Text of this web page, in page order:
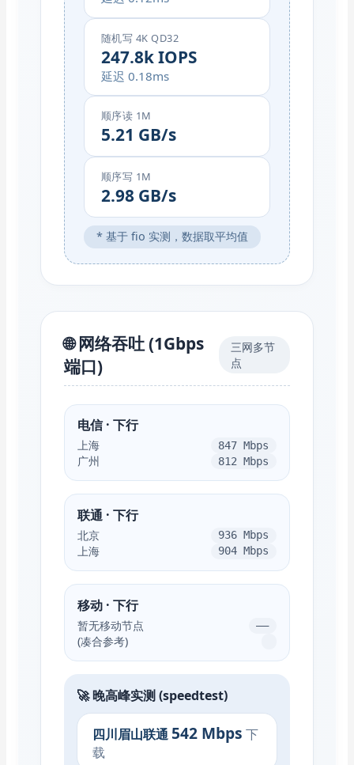
随机写 4K QD32
247.8k IOPS
延迟 0.18ms
顺序读 1M
5.21 GB/s
顺序写 1M
2.98 GB/s
* 基于 fio 实测，数据取平均值
🌐 网络吞吐 (1Gbps
端口)
三网多节
点
电信 · 下行
上海 847 Mbps
广州 812 Mbps
联通 · 下行
北京 936 Mbps
上海 904 Mbps
移动 · 下行
暂无移动节点 ——
(凑合参考)
🚀 晚高峰实测 (speedtest)
四川眉山联通 542 Mbps 下
载